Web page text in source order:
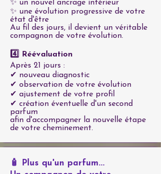
✨ un nouvel ancrage intérieur
✨ une évolution progressive de votre
état d'être
Au fil des jours, il devient un véritable
compagnon de votre évolution.
4️⃣ Réévaluation
Après 21 jours :
✔ nouveau diagnostic
✔ observation de votre évolution
✔ ajustement de votre profil
✔ création éventuelle d'un second
parfum
afin d'accompagner la nouvelle étape
de votre cheminement.
🧴 Plus qu'un parfum...